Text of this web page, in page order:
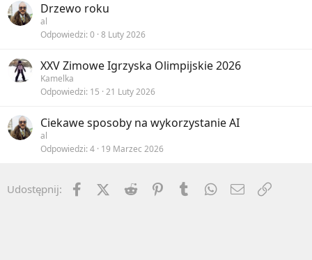
Drzewo roku
al
Odpowiedzi 0 8 Luty 2026
XXV Zimowe Igrzyska Olimpijskie 2026
Kamelka
Odpowiedzi 15 21 Luty 2026
Ciekawe sposoby na wykorzystanie AI
al
Odpowiedzi 4 19 Marzec 2026
Udostępnij: FacebookX (Twitter)
Reddit PinterestTumblr WhatsApp
Email